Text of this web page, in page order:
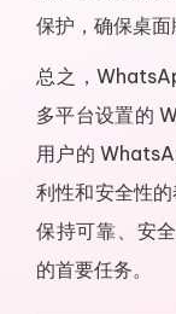
保护，确保桌面
总之，
多平台设置的
用户的
利性和安全性
保持可靠、安
的首要任务。